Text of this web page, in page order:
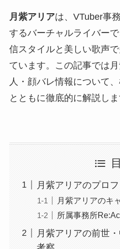
月紫アリアは、VTuber事
するバーチャルライバー
信スタイルと美しい歌声
ています。この記事では
人・顔バレ情報について
とともに徹底的に解説しま
月紫アリアのプロ
月紫アリアのキ
所属事務所
月紫アリアの前世